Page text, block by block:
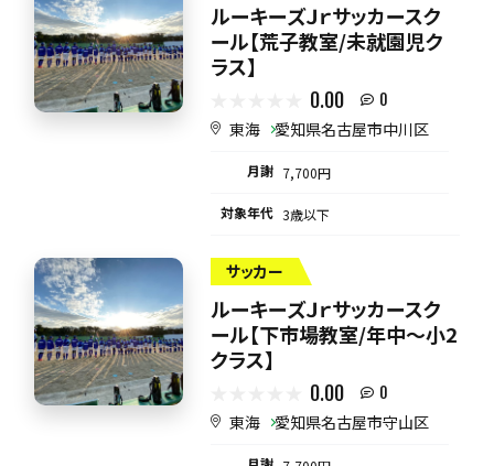
ルーキーズＪｒサッカースク
ール【荒子教室/未就園児ク
ラス】
0.00 0
東海 愛知県名古屋市中川区
月謝 7,700円
対象年代 3歳以下
サッカー
ルーキーズＪｒサッカースク
ール【下市場教室/年中～小2
クラス】
0.00 0
東海 愛知県名古屋市守山区